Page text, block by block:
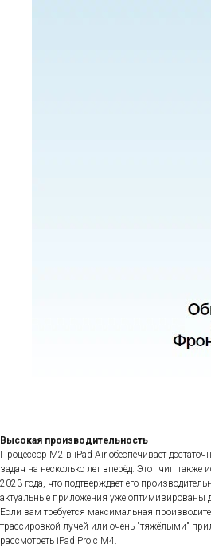
Высокая производительность
Процессор M2 в iPad Air обеспечивает
задач на несколько лет вперёд. Этот чип также
2023 года, что подтверждает его
актуальные приложения уже оптимизированы
Если вам требуется максимальная
трассировкой лучей или очень "тяжёлыми"
рассмотреть iPad Pro с M4.